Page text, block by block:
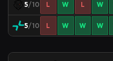
5/10 L W L W
5/10 L W W W